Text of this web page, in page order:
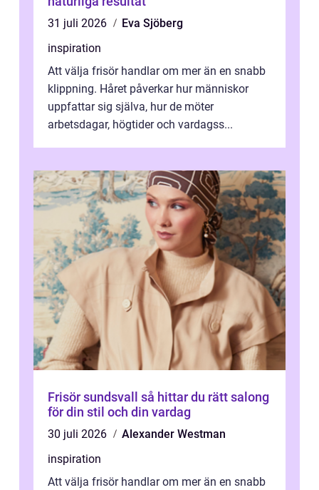
31 juli 2026
Eva Sjöberg
inspiration
Att välja frisör handlar om mer än en snabb
klippning. Håret påverkar hur människor
uppfattar sig själva, hur de möter
arbetsdagar, högtider och vardagss...
Frisör sundsvall så hittar du rätt salong
för din stil och din vardag
30 juli 2026
Alexander Westman
inspiration
Att välja frisör handlar om mer än en snabb